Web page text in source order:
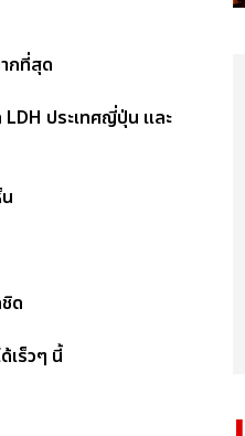
กที่สุด
ประเทศญี่ปุ่น และ
ด
เร็วๆ นี้